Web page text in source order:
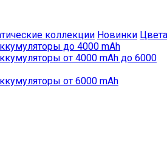
коллекции Новинки Цвета
до 4000 mAh
от 4000 mAh до 6000
от 6000 mAh